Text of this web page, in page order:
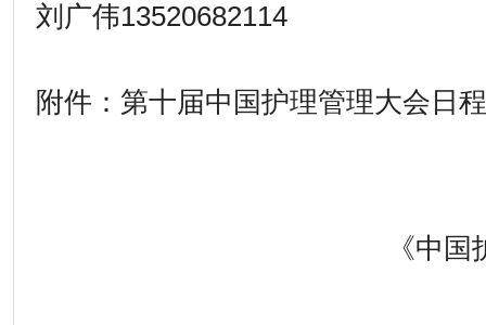
刘广伟13520682114
附件：第十届中国护理管理大会日
《中国护理